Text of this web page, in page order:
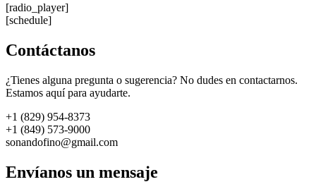
[radio_player]
[schedule]
Contáctanos
¿Tienes alguna pregunta o sugerencia? No dudes en contactarnos.
Estamos aquí para ayudarte.
+1 (829) 954-8373
+1 (849) 573-9000
sonandofino@gmail.com
Envíanos un mensaje